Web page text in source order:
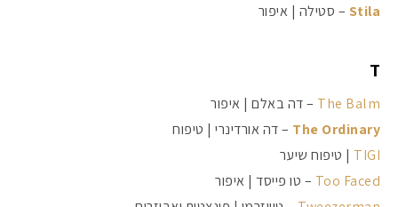
Stila – סטילה | איפור
T
The Balm – דה באלם | איפור
The Ordinary – דה אורדינרי | טיפוח
TIGI | טיפוח שיער
Too Faced – טו פייסד | איפור